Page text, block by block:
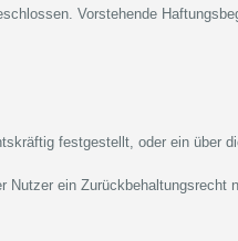
Vorstehende
festgestellt, oder ein über
ein Zurückbehaltungsrecht